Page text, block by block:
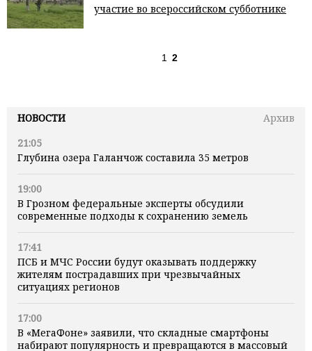
НОВОСТИ
Архив
21:05
Глубина озера Галанчож составила 35 метров
19:00
В Грозном федеральные эксперты обсудили
современные подходы к сохранению земель
17:41
ПСБ и МЧС России будут оказывать поддержку
жителям пострадавших при чрезвычайных
ситуациях регионов
17:00
В «МегаФоне» заявили, что складные смартфоны
набирают популярность и превращаются в массовый
участие во всероссийском субботнике
1 2